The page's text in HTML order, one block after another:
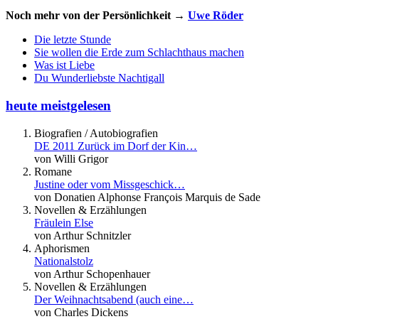
Noch mehr von der Persönlichkeit → Uwe Röder
Die letzte Stunde
Sie wollen die Erde zum Schlachthaus machen
Was ist Liebe
Du Wunderliebste Nachtigall
heute meistgelesen
Biografien / Autobiografien
DE 2011 Zurück im Dorf der Kin…
von Willi Grigor
Romane
Justine oder vom Missgeschick…
von Donatien Alphonse François Marquis de Sade
Novellen & Erzählungen
Fräulein Else
von Arthur Schnitzler
Aphorismen
Nationalstolz
von Arthur Schopenhauer
Novellen & Erzählungen
Der Weihnachtsabend (auch eine…
von Charles Dickens